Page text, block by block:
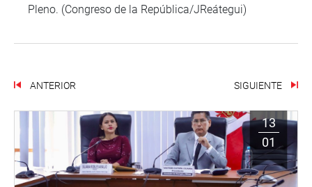
Pleno. (Congreso de la República/JReátegui)
ANTERIOR SIGUIENTE
13
01